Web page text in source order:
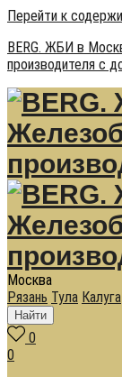
Перейти к
BERG. ЖБИ в
производителя с
Москва
Рязань Тула Калуга
Найти
0
0